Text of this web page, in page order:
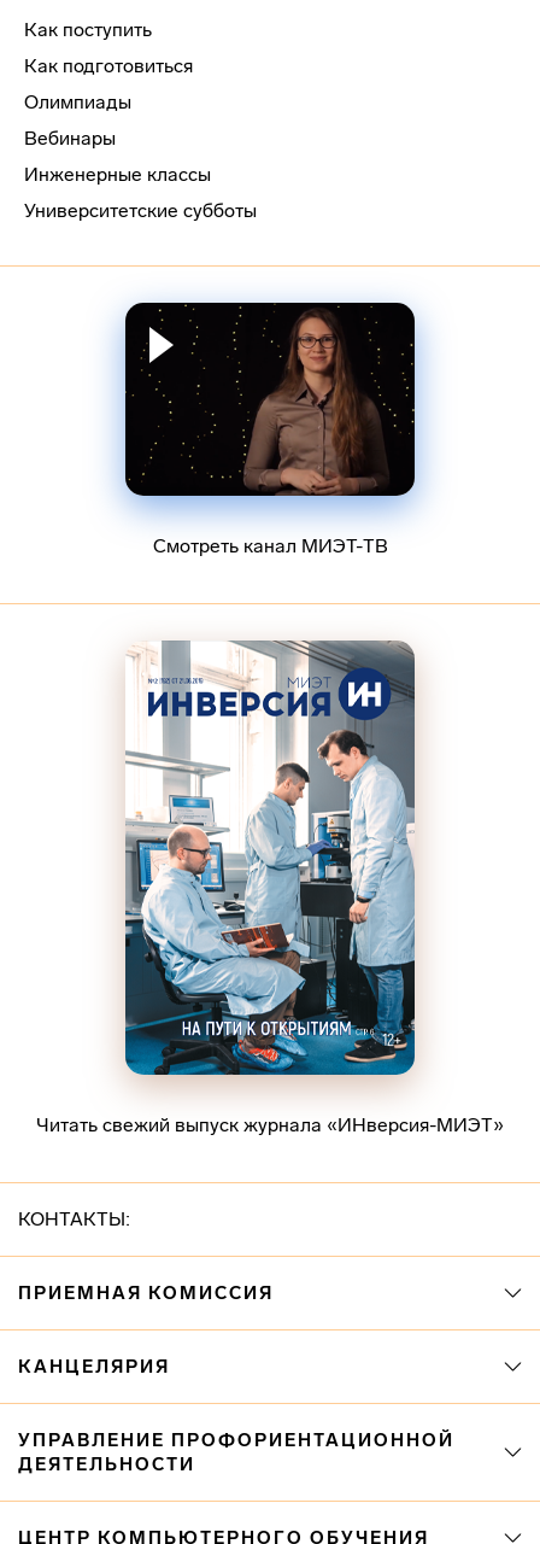
Как поступить
Как подготовиться
Олимпиады
Вебинары
Инженерные классы
Университетские субботы
Смотреть канал МИЭТ-ТВ
Читать свежий выпуск журнала «ИНверсия-МИЭТ»
КОНТАКТЫ:
ПРИЕМНАЯ КОМИССИЯ
КАНЦЕЛЯРИЯ
УПРАВЛЕНИЕ ПРОФОРИЕНТАЦИОННОЙ
ДЕЯТЕЛЬНОСТИ
ЦЕНТР КОМПЬЮТЕРНОГО ОБУЧЕНИЯ